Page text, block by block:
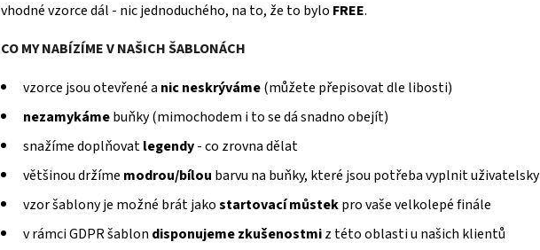
vhodné vzorce dál - nic jednoduchého, na to, že to bylo FREE.
CO MY NABÍZÍME V NAŠICH ŠABLONÁCH
vzorce jsou otevřené a nic neskrýváme(můžete přepisovat dle libosti)
nezamykámebuňky (mimochodem i to se dá snadno obejít)
snažíme doplňovatlegendy- co zrovna dělat
většinou držíme modrou/bílou barvu na buňky, které jsou potřeba vyplnit uživatelsky
vzor šablony je možné brát jakostartovací můstekpro vaše velkolepé finále
v rámci GDPR šablon disponujeme zkušenostmiz této oblasti u našich klientů